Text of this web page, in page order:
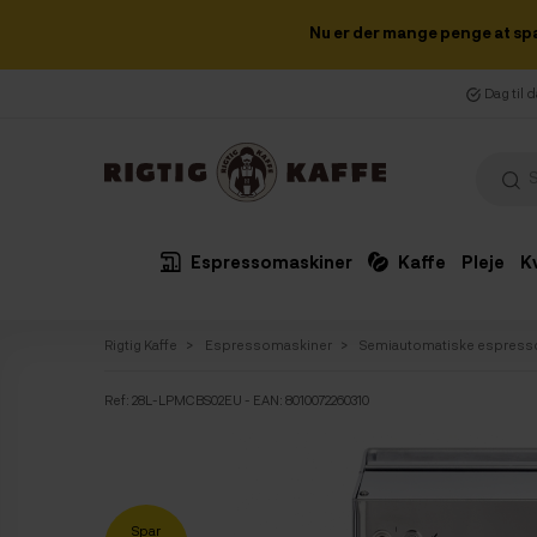
Nu er der mange penge at
Dag til
Espressomaskiner Kaffe Pleje
Rigtig Kaffe Espressomaskiner Semiautomatiske
Ref: 28L-LPMCBS02EU - EAN: 8010072260310
Spar